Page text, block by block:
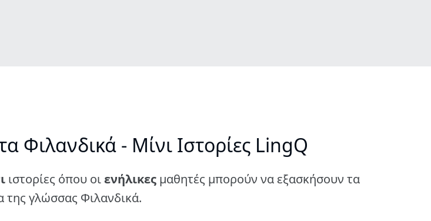
Φιλανδικά - Μίνι Ιστορίες LingQ
ιστορίες όπου οιενήλικες μαθητές μπορούν να εξασκήσουν τα
της γλώσσας Φιλανδικά.